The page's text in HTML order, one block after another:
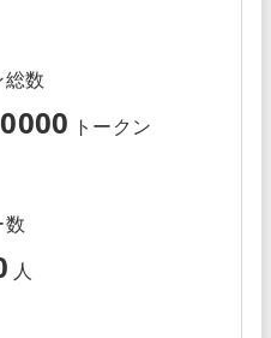
数
トークン
数
人